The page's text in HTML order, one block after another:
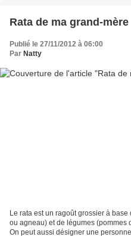
Rata de ma grand-mère
Publié le 27/11/2012 à 06:00
Par Natty
Le rata est un ragoût grossier à
ou agneau) et de légumes (pommes
On peut aussi désigner une